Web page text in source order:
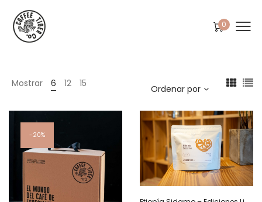
0
Mostrar 6 12 15 Ordenar por
20%